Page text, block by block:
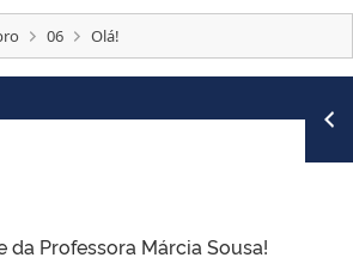
Canais
06 Olá!
da Professora Márcia Sousa!